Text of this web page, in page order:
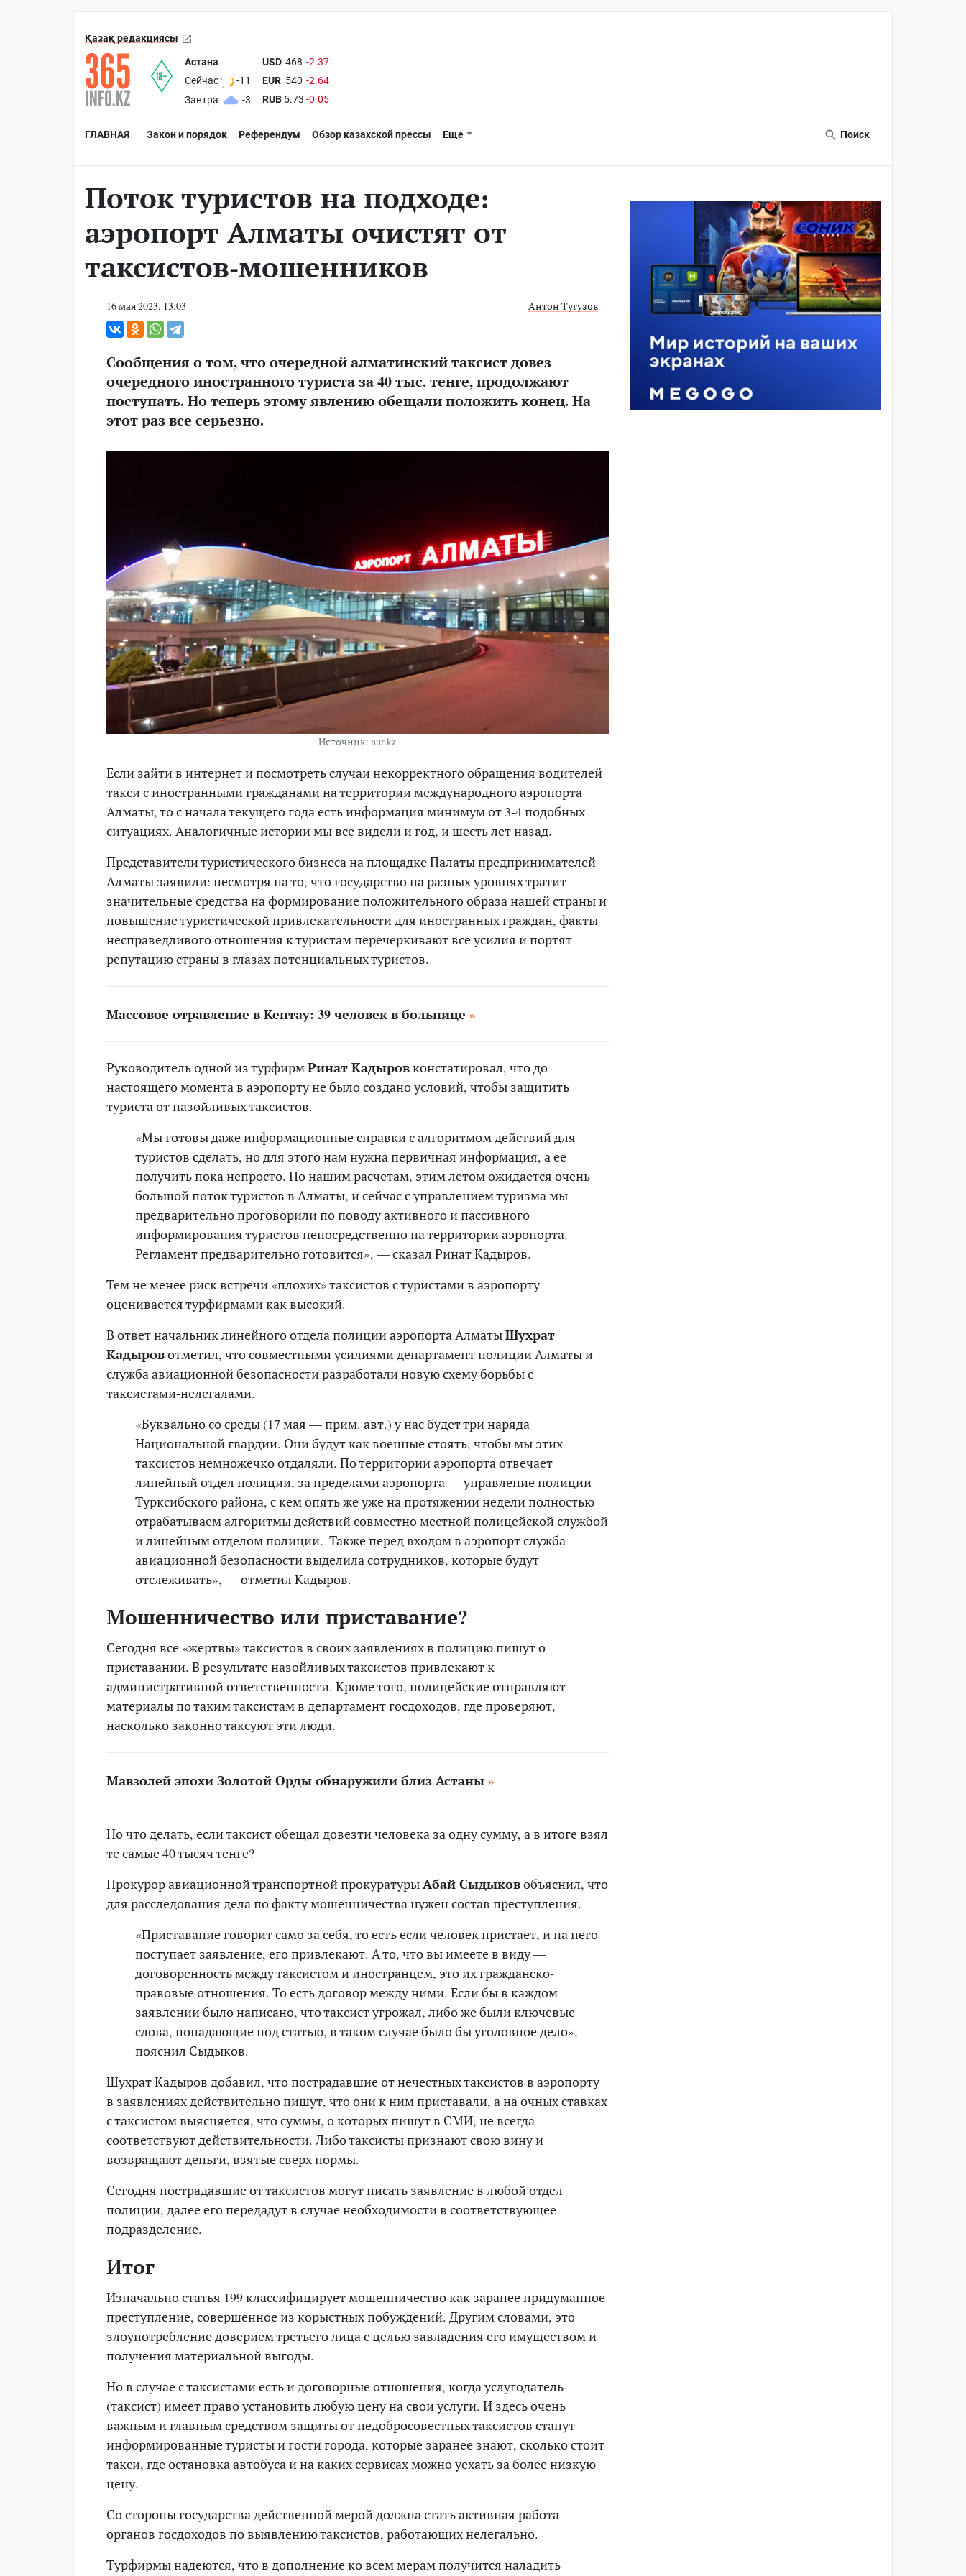
Қазақ редакциясы
Астана
Сейчас
-11
Завтра
-3
USD 468 -2.37
EUR 540 -2.64
RUB 5.73 -0.05
ГЛАВНАЯ Закон и порядок Референдум Обзор казахской прессы Еще Поиск
Поток туристов на подходе:
аэропорт Алматы очистят от
таксистов-мошенников
16 мая 2023, 13:03 Антон Тугузов
Сообщения о том, что очередной алматинский таксист довез
очередного иностранного туриста за 40 тыс. тенге, продолжают
поступать. Но теперь этому явлению обещали положить конец. На
этот раз все серьезно.
Источник: nur.kz
Если зайти в интернет и посмотреть случаи некорректного обращения водителей
такси с иностранными гражданами на территории международного аэропорта
Алматы, то с начала текущего года есть информация минимум от 3-4 подобных
ситуациях. Аналогичные истории мы все видели и год, и шесть лет назад.
Представители туристического бизнеса на площадке Палаты предпринимателей
Алматы заявили: несмотря на то, что государство на разных уровнях тратит
значительные средства на формирование положительного образа нашей страны и
повышение туристической привлекательности для иностранных граждан, факты
несправедливого отношения к туристам перечеркивают все усилия и портят
репутацию страны в глазах потенциальных туристов.
Массовое отравление в Кентау: 39 человек в больнице
Руководитель одной из турфирмРинат Кадыровконстатировал, что до
настоящего момента в аэропорту не было создано условий, чтобы защитить
туриста от назойливых таксистов.
«Мы готовы даже информационные справки с алгоритмом действий для
туристов сделать, но для этого нам нужна первичная информация, а ее
получить пока непросто. По нашим расчетам, этим летом ожидается очень
большой поток туристов в Алматы, и сейчас с управлением туризма мы
предварительно проговорили по поводу активного и пассивного
информирования туристов непосредственно на территории аэропорта.
Регламент предварительно готовится», — сказал Ринат Кадыров.
Тем не менее риск встречи «плохих» таксистов с туристами в аэропорту
оценивается турфирмами как высокий.
В ответ начальник линейного отдела полиции аэропорта АлматыШухрат
Кадыровотметил, что совместными усилиями департамент полиции Алматы и
служба авиационной безопасности разработали новую схему борьбы с
таксистами-нелегалами.
«Буквально со среды (17 мая — прим. авт.) у нас будет три наряда
Национальной гвардии. Они будут как военные стоять, чтобы мы этих
таксистов немножечко отдаляли. По территории аэропорта отвечает
линейный отдел полиции, за пределами аэропорта — управление полиции
Турксибского района, с кем опять же уже на протяжении недели полностью
отрабатываем алгоритмы действий совместно местной полицейской службой
и линейным отделом полиции. Также перед входом в аэропорт служба
авиационной безопасности выделила сотрудников, которые будут
отслеживать», — отметил Кадыров.
Мошенничество или приставание?
Сегодня все «жертвы» таксистов в своих заявлениях в полицию пишут о
приставании. В результате назойливых таксистов привлекают к
административной ответственности. Кроме того, полицейские отправляют
материалы по таким таксистам в департамент госдоходов, где проверяют,
насколько законно таксуют эти люди.
Мавзолей эпохи Золотой Орды обнаружили близ Астаны
Но что делать, если таксист обещал довезти человека за одну сумму, а в итоге взял
те самые 40 тысяч тенге?
Прокурор авиационной транспортной прокуратурыАбай Сыдыковобъяснил, что
для расследования дела по факту мошенничества нужен состав преступления.
«Приставание говорит само за себя, то есть если человек пристает, и на него
поступает заявление, его привлекают. А то, что вы имеете в виду —
договоренность между таксистом и иностранцем, это их гражданско-
правовые отношения. То есть договор между ними. Если бы в каждом
заявлении было написано, что таксист угрожал, либо же были ключевые
слова, попадающие под статью, в таком случае было бы уголовное дело», —
пояснил Сыдыков.
Шухрат Кадыров добавил, что пострадавшие от нечестных таксистов в аэропорту
в заявлениях действительно пишут, что они к ним приставали, а на очных ставках
с таксистом выясняется, что суммы, о которых пишут в СМИ, не всегда
соответствуют действительности. Либо таксисты признают свою вину и
возвращают деньги, взятые сверх нормы.
Сегодня пострадавшие от таксистов могут писать заявление в любой отдел
полиции, далее его передадут в случае необходимости в соответствующее
подразделение.
Итог
Изначально статья 199 классифицирует мошенничество как заранее придуманное
преступление, совершенное из корыстных побуждений. Другим словами, это
злоупотребление доверием третьего лица с целью завладения его имуществом и
получения материальной выгоды.
Но в случае с таксистами есть и договорные отношения, когда услугодатель
(таксист) имеет право установить любую цену на свои услуги. И здесь очень
важным и главным средством защиты от недобросовестных таксистов станут
информированные туристы и гости города, которые заранее знают, сколько стоит
такси, где остановка автобуса и на каких сервисах можно уехать за более низкую
цену.
Со стороны государства действенной мерой должна стать активная работа
органов госдоходов по выявлению таксистов, работающих нелегально.
Турфирмы надеются, что в дополнение ко всем мерам получится наладить